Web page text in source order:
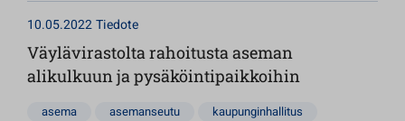
10.05.2022Tiedote
Väylävirastolta rahoitusta aseman
alikulkuun ja pysäköintipaikkoihin
asema asemanseutu kaupunginhallitus